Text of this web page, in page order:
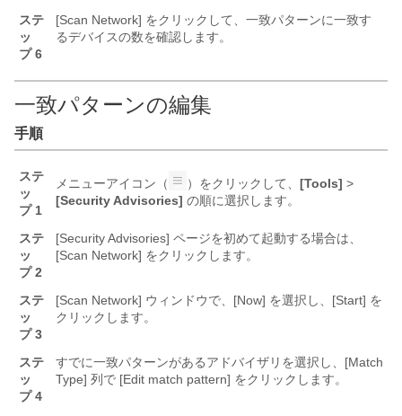
ステ
ッ
プ 6
[Scan Network] をクリックして、一致パターンに一致す
るデバイスの数を確認します。
一致パターンの編集
手順
ステ
ッ
プ 1
メニューアイコン（ ）をクリックして、 [Tools] >
[Security Advisories] の順に選択します。
ステ
ッ
プ 2
[Security Advisories] ページを初めて起動する場合は、
[Scan Network] をクリックします。
ステ
ッ
プ 3
[Scan Network] ウィンドウで、[Now] を選択し、[Start] を
クリックします。
ステ
ッ
プ 4
すでに一致パターンがあるアドバイザリを選択し、[Match
Type] 列で [Edit match pattern] をクリックします。